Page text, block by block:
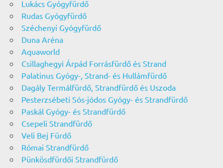
Lukács Gyógyfürdő
Rudas Gyógyfürdő
Széchenyi Gyógyfürdő
Duna Aréna
Aquaworld
Csillaghegyi Árpád Forrásfürdő és Strand
Palatinus Gyógy-, Strand- és Hullámfürdő
Dagály Termálfürdő, Strandfürdő és Uszoda
Pesterzsébeti Sós-jódos Gyógy- és Strandfürdő
Paskál Gyógy- és Strandfürdő
Csepeli Strandfürdő
Veli Bej Fürdő
Római Strandfürdő
Pünkösdfürdői Strandfürdő